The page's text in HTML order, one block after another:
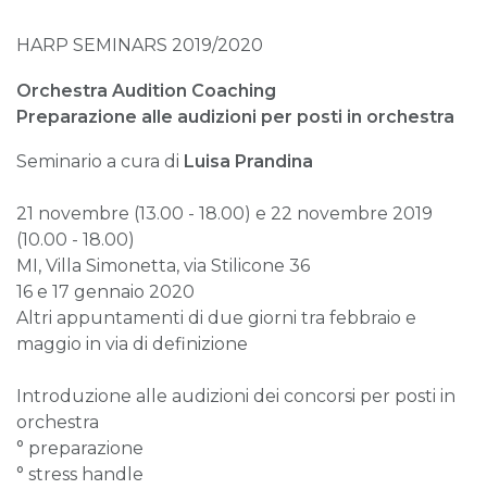
HARP SEMINARS 2019/2020
Orchestra Audition Coaching
Preparazione alle audizioni per posti in orchestra
Seminario a cura di Luisa Prandina
21 novembre (13.00 - 18.00) e 22 novembre 2019
(10.00 - 18.00)
MI, Villa Simonetta, via Stilicone 36
16 e 17 gennaio 2020
Altri appuntamenti di due giorni tra febbraio e
maggio in via di definizione
Introduzione alle audizioni dei concorsi per posti in
orchestra
° preparazione
° stress handle